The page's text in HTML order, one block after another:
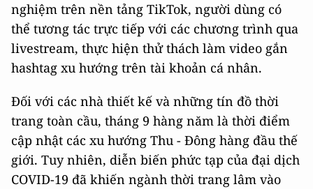
nghiệm trên nền tảng TikTok, người dùng có
thể tương tác trực tiếp với các chương trình qua
livestream, thực hiện thử thách làm video gắn
hashtag xu hướng trên tài khoản cá nhân.
Đối với các nhà thiết kế và những tín đồ thời
trang toàn cầu, tháng 9 hàng năm là thời điểm
cập nhật các xu hướng Thu - Đông hàng đầu thế
giới. Tuy nhiên, diễn biến phức tạp của đại dịch
COVID-19 đã khiến ngành thời trang lâm vào